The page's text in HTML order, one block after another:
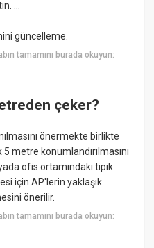
...
güncelleme.
tamamını burada okuyun:
çeker?
önermekte birlikte
metre konumlandırılmasını
ofis ortamındaki tipik
için AP'lerin yaklaşık
önerilir.
tamamını burada okuyun: